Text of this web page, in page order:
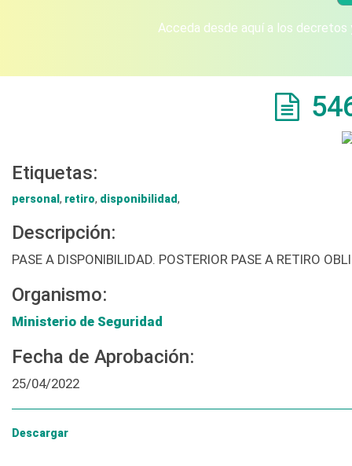
Acceda desde aquí a los
Etiquetas:
personal , retiro, disponibilidad,
Descripción:
PASE A DISPONIBILIDAD. POSTERIOR PASE A RETIRO
Organismo:
Ministerio de Seguridad
Fecha de Aprobación:
25/04/2022
Descargar